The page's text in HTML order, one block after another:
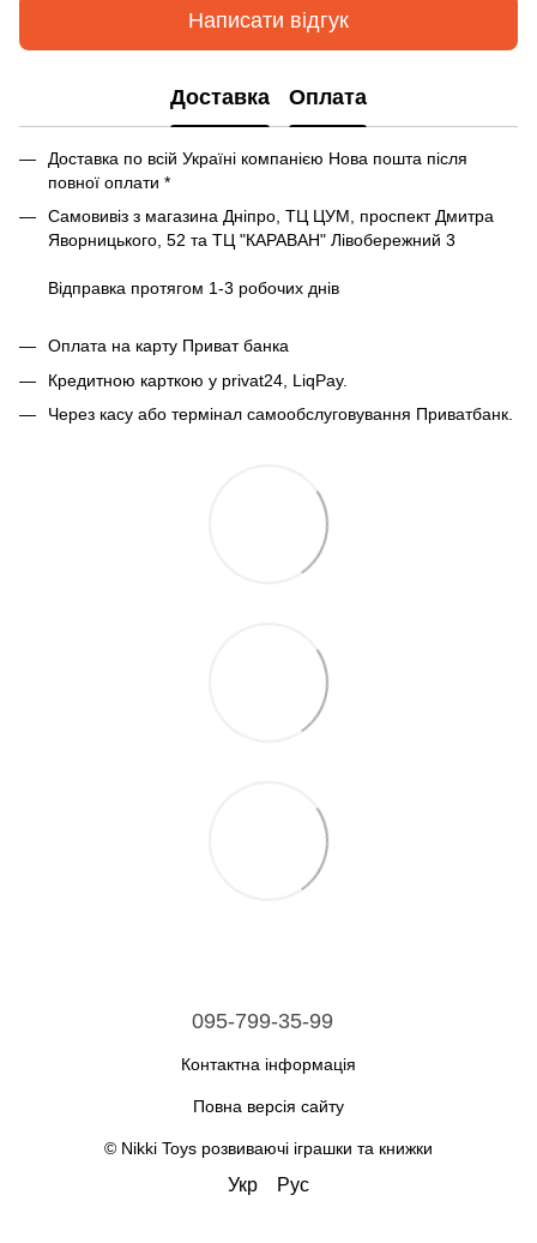
Написати відгук
Доставка Оплата
Доставка по всій Україні компанією Нова пошта після
повної оплати *
Самовивіз з магазина Дніпро, ТЦ ЦУМ, проспект Дмитра
Яворницького, 52 та ТЦ "КАРАВАН" Лівобережний 3
Відправка протягом 1-3 робочих днів
Оплата на карту Приват банка
Кредитною карткою у privat24, LiqPay.
Через касу або термінал самообслуговування Приватбанк.
095-799-35-99
Контактна інформація
Повна версія сайту
© Nikki Toys розвиваючі іграшки та книжки
Укр Рус